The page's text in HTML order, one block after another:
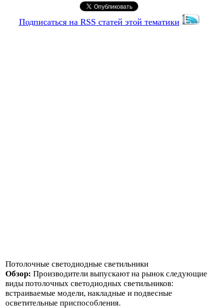
Подписаться на RSS статей этой тематики
Потолочные светодиодные светильники
Обзор: Производители выпускают на рынок следующие
виды потолочных светодиодных светильников:
встраиваемые модели, накладные и подвесные
осветительные приспособления.